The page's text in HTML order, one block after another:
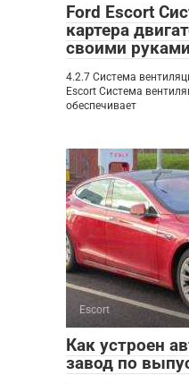
Ford Escort
картера
своими
4.2.7 Система
Escort Система
обеспечивает
Escort
Как устроен
завод по